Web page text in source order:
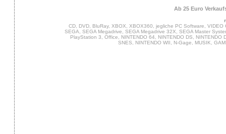
Ab 25 Euro
CD, DVD, BluRay, XBOX, XBOX360, jegliche PC Software,
SEGA, SEGA Megadrive, SEGA Megadrive 32X, SEGA Master
PlayStation 3, Office, NINTENDO 64, NINTENDO DS,
SNES, NINTENDO WII, N-Gage, MUSIK,